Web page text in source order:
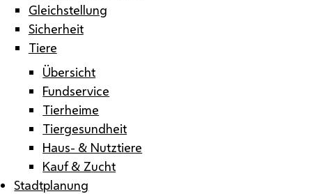
Gleichstellung
Sicherheit
Tiere
Übersicht
Fundservice
Tierheime
Tiergesundheit
Haus- & Nutztiere
Kauf & Zucht
Stadtplanung